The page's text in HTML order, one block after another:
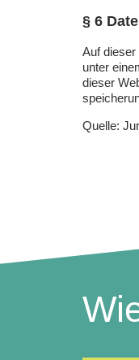
§ 6
Auf
unter
dieser
Quelle: